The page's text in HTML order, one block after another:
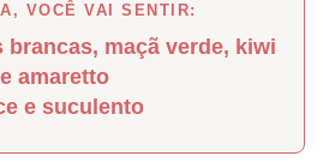
VOCÊ VAI SENTIR:
brancas, maçã verde, kiwi
e amaretto
e suculento